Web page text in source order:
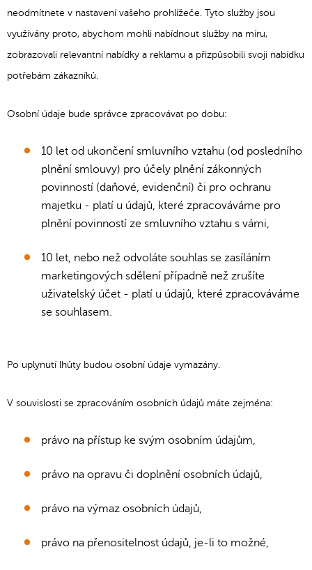
neodmítnete v nastavení vašeho prohlížeče. Tyto služby jsou
využívány proto, abychom mohli nabídnout služby na míru,
zobrazovali relevantní nabídky a reklamu a přizpůsobili svoji nabídku
potřebám zákazníků.
Osobní údaje bude správce zpracovávat po dobu:
10 let od ukončení smluvního vztahu (od posledního
plnění smlouvy) pro účely plnění zákonných
povinností (daňové, evidenční) či pro ochranu
majetku - platí u údajů, které zpracováváme pro
plnění povinností ze smluvního vztahu s vámi,
10 let, nebo než odvoláte souhlas se zasíláním
marketingových sdělení případně než zrušíte
uživatelský účet - platí u údajů, které zpracováváme
se souhlasem.
Po uplynutí lhůty budou osobní údaje vymazány.
V souvislosti se zpracováním osobních údajů máte zejména:
právo na přístup ke svým osobním údajům,
právo na opravu či doplnění osobních údajů,
právo na výmaz osobních údajů,
právo na přenositelnost údajů, je-li to možné,